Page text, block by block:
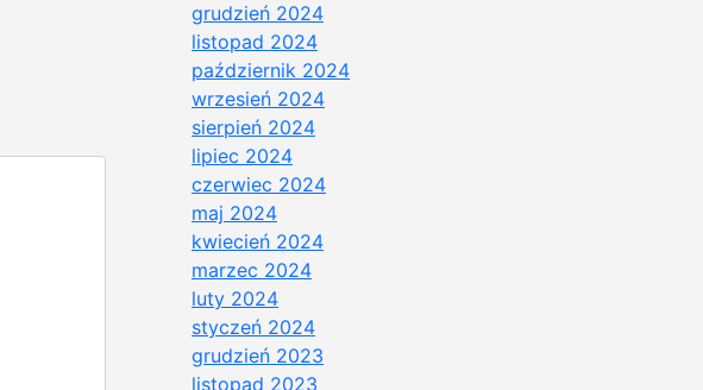
grudzień 2024
listopad 2024
październik 2024
wrzesień 2024
sierpień 2024
lipiec 2024
czerwiec 2024
maj 2024
kwiecień 2024
marzec 2024
luty 2024
styczeń 2024
grudzień 2023
listopad 2023